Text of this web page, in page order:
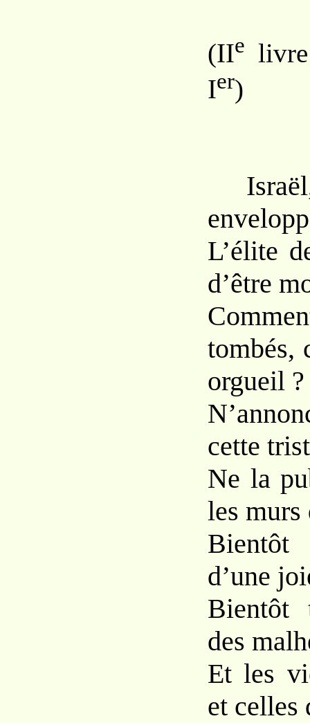
(IIe
Ier)
Israël,
L’élite
d’être
tombés,
orgueil ?
cette
Ne la
les murs
Bientôt
d’une
Bientôt
des
Et les
et celles